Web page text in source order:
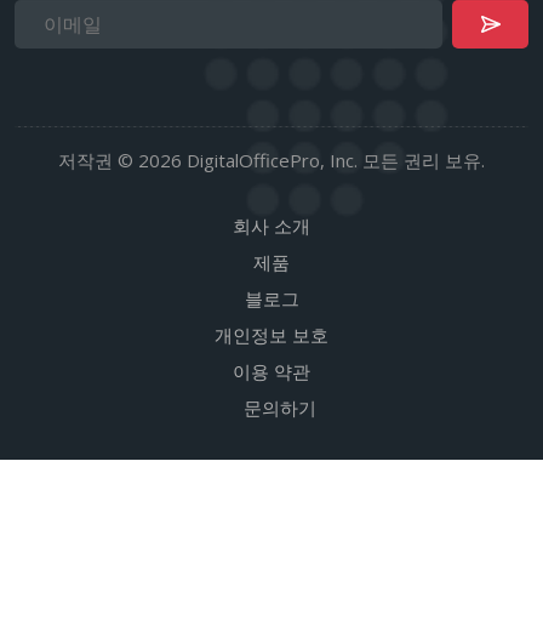
저작권 © 2026 DigitalOfficePro, Inc. 모든 권리 보유.
회사 소개
제품
블로그
개인정보 보호
이용 약관
문의하기